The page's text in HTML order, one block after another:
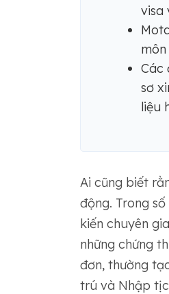
visa
Các
sơ
liệu
Ai cũng biết
động. Trong
kiến ​​chuyên
những chứng
đơn, thường
trú và Nhập